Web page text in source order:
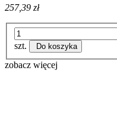
257,39 zł
szt. Do koszyka
zobacz więcej